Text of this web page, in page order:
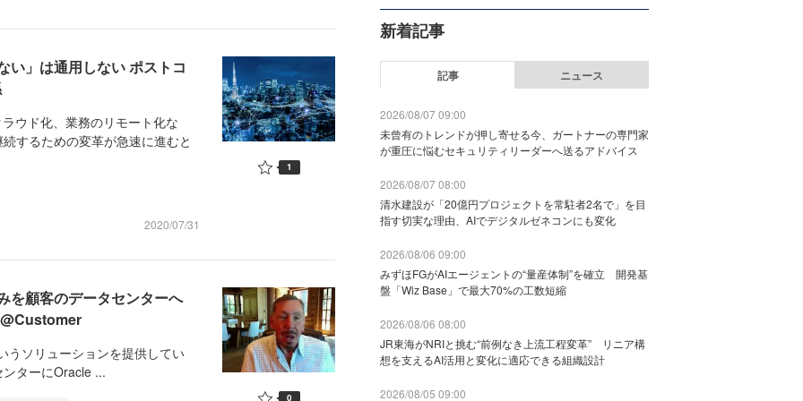
い」は通用しない ポストコ
ウド化、業務のリモート化な
するための変革が急速に進むと
2020/07/31
1
を顧客のデータセンターへ
ソリューションを提供してい
ターにOracle ...
0
新着記事
記事 ニュース
2026/08/07 09:00
未曾有のトレンドが押し寄せる今、ガートナーの専門家
が重圧に悩むセキュリティリーダーへ送るアドバイス
2026/08/07 08:00
清水建設が「20億円プロジェクトを常駐者2名で」を目
指す切実な理由、AIでデジタルゼネコンにも変化
2026/08/06 09:00
みずほFGがAIエージェントの“量産体制”を確立 開発基
盤「Wiz Base」で最大70%の工数短縮
2026/08/06 08:00
JR東海がNRIと挑む“前例なき上流工程変革” リニア構
想を支えるAI活用と変化に適応できる組織設計
2026/08/05 09:00